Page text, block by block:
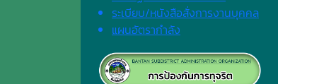
ระเบียบ/หนังสือสั่งการงานบุคคล
แผนอัตรากำลัง